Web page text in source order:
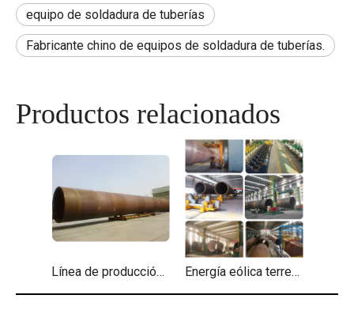
equipo de soldadura de tuberías
Fabricante chino de equipos de soldadura de tuberías.
Productos relacionados
Línea de producción de soldadura de prefabricación de tuberías Energía eólica terrestre: línea de producción de soldadura de torres eólicas